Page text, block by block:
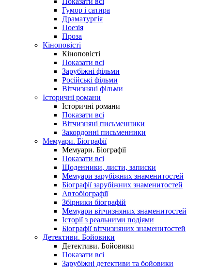
Гумор і сатира
Драматургія
Поезія
Проза
Кіноповісті
Кіноповісті
Показати всі
Зарубіжні фільми
Російські фільми
Вітчизняні фільми
Історичні романи
Історичні романи
Показати всі
Вітчизняні письменники
Закордонні письменники
Мемуари. Біографії
Мемуари. Біографії
Показати всі
Щоденники, листи, записки
Мемуари зарубіжних знаменитостей
Біографії зарубіжних знаменитостей
Автобіографії
Збірники біографій
Мемуари вітчизняних знаменитостей
Історії з реальними подіями
Біографії вітчизняних знаменитостей
Детективи. Бойовики
Детективи. Бойовики
Показати всі
Зарубіжні детективи та бойовики